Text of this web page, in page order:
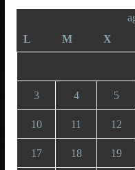
L
M X
3 4 5
10 11 12
17 18 19